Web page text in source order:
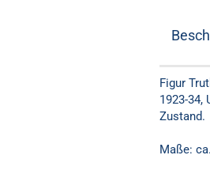
Figur
1923-34,
Zustand.
Maße: